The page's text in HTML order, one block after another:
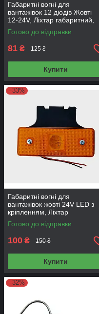
Габаритні вогні для
вантажівок 12 діодів Жовті
12-24V, Ліхтар габаритний,
габарити 13х2 см NR-1220
Готово до відправки
81 ₴ 125 ₴
Купити
–33%
Габаритні вогні для
вантажівок жовті 24V LED з
кріпленням, Ліхтар
габаритний причепа,
габарити підвісні 56087
Готово до відправки
100 ₴ 150 ₴
Купити
–32%